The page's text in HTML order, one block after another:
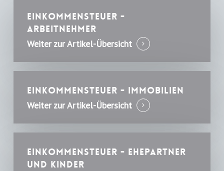
Einkommensteuer -
Arbeitnehmer
Weiter zur Artikel-Übersicht
Einkommensteuer - Immobilien
Weiter zur Artikel-Übersicht
Einkommensteuer - Ehepartner
und Kinder